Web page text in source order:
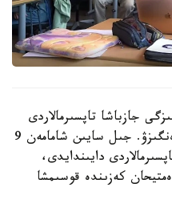
جازباشا تاپسىرمالاردى
مىندەتتى تۇردە اۋىزشا قورعاۋدى ەنگىزۋ. جىل سايىن شامامەن 9
دايىندايدى،
كەزىندە قوسىمشا